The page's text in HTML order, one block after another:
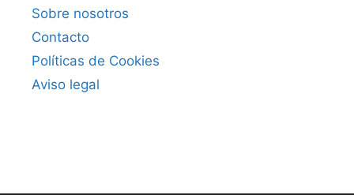
Sobre nosotros
Contacto
Políticas de Cookies
Aviso legal